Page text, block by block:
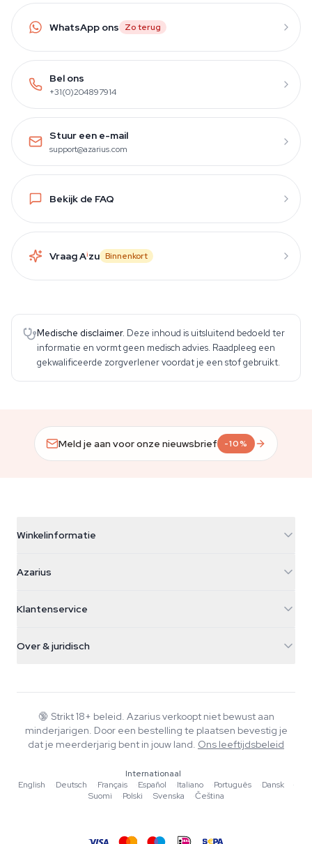
WhatsApp ons Zo terug
Bel ons
+31(0)204897914
Stuur een e-mail
support@azarius.com
Bekijk de FAQ
Vraag Aizu Binnenkort
Medische disclaimer. Deze inhoud is uitsluitend bedoeld ter
informatie en vormt geen medisch advies. Raadpleeg een
gekwalificeerde zorgverlener voordat je een stof gebruikt.
Meld je aan voor onze nieuwsbrief -10%
Winkelinformatie
Galvaniweg 11
Nederland
+31(0)204897914
Azarius
Smokeshop
Klantenservice
Retourbeleid
Veelgestelde vragen
Privacybeleid
Over & juridisch
Wiki
Muziek
Redactionele normen
Tools & Calculators
🔞 Strikt 18+ beleid. Azarius verkoopt niet bewust aan
minderjarigen. Door een bestelling te plaatsen bevestig je
dat je meerderjarig bent in jouw land. Ons leeftijdsbeleid
Internationaal
English
·Deutsch ·Français ·Español ·Italiano ·Português ·Dansk
·
Suomi
·Polski ·Svenska ·Čeština